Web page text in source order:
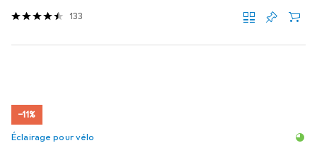
133
−11%
Éclairage pour vélo